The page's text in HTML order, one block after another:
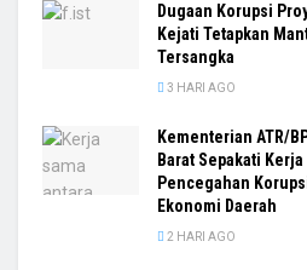
Dugaan Korupsi
Kejati Tetapkan
Tersangka
3 HARI AGO
Kementerian ATR/
Barat Sepakati
Pencegahan
Ekonomi Daerah
2 HARI AGO